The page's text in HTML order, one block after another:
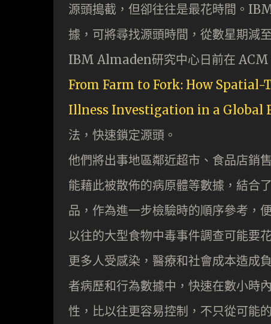
源頭搗截，但卻往往是最花時間。
據，可將尋找源頭時間，從數星期減
IBM Almaden研究中心日前在
From Farm to Fork: How Spatial-
Illness Investigation in a Global
法，快速鎖定源頭。
他們將出事地區鄰近超市、食品店銷
能藉此被散佈的病原體等數據，結合
品，作為進一步檢驗時的順序參考，
以往的大型食物中毒事件調查可能要
更多人受感染，醫療和社會成本造成
者病歷和行為數據中，快速在數小時
性，比以往更容易控制，不只從可能